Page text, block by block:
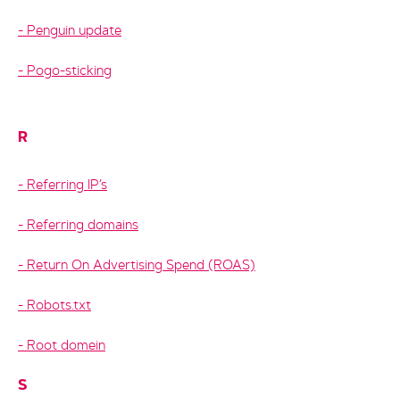
Penguin update
Pogo-sticking
R
Referring IP’s
Referring domains
Return On Advertising Spend (ROAS)
Robots.txt
Root domein
S